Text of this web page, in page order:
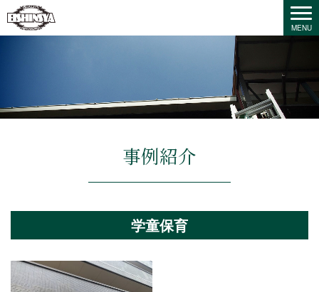
事例紹介
学童保育